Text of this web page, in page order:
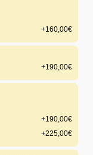
+160,00€
+190,00€
+190,00€
+225,00€